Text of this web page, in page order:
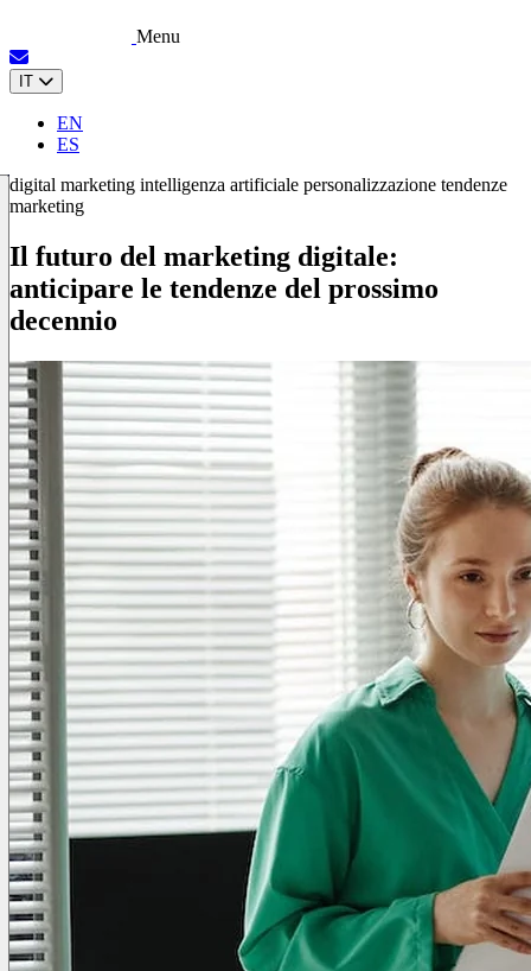
Menu
IT
EN
ES
digital marketing intelligenza artificiale personalizzazione tendenze
marketing
Il futuro del marketing digitale:
anticipare le tendenze del prossimo
decennio